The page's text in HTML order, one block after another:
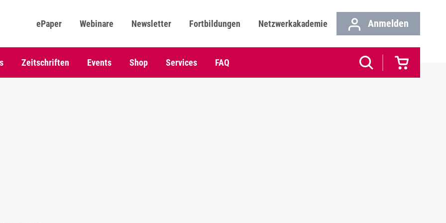
ePaper Webinare Newsletter Fortbildungen Netzwerkakademie Anmelden
Zeitschriften Events Shop Services FAQ